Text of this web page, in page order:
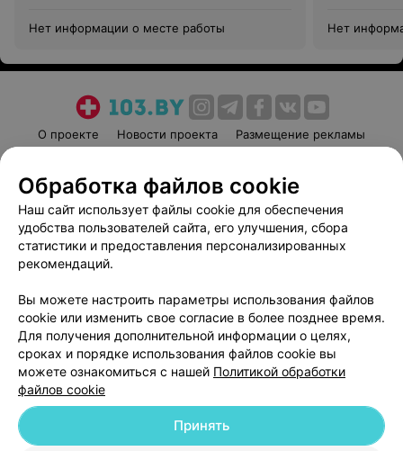
Нет информации о месте работы Нет
О проекте Новости проекта
Размещение рекламы
Пользовательское соглашение
Способы оплаты
Вакансии
Партнеры
Написать руководителю 103.by
Обработка персональных данных
© 2026 ООО «Артокс Лаб», УНП 191700409
| 220012, Республика Беларусь,
Обработка файлов cookie
Наш сайт использует файлы cookie для обеспечения
удобства пользователей сайта, его улучшения, сбора
статистики и предоставления персонализированных
рекомендаций.
Вы можете настроить параметры использования файлов
cookie или изменить свое согласие в более позднее время.
Для получения дополнительной информации о целях,
сроках и порядке использования файлов cookie вы
можете ознакомиться с нашей Политикой обработки
файлов cookie
Принять